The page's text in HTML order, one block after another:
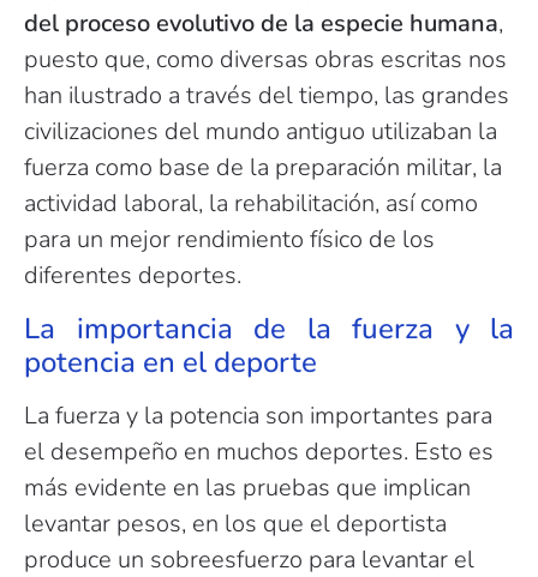
del proceso evolutivo de la especie humana,
puesto que, como diversas obras escritas nos
han ilustrado a través del tiempo, las grandes
civilizaciones del mundo antiguo utilizaban la
fuerza como base de la preparación militar, la
actividad laboral, la rehabilitación, así como
para un mejor rendimiento físico de los
diferentes deportes.
La importancia de la fuerza y la
potencia en el deporte
La fuerza y la potencia son importantes para
el desempeño en muchos deportes. Esto es
más evidente en las pruebas que implican
levantar pesos, en los que el deportista
produce un sobreesfuerzo para levantar el